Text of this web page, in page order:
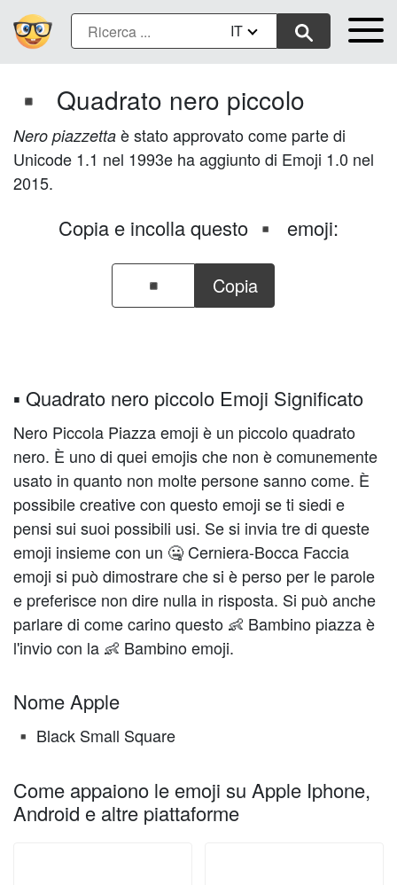
IT
▪️ Quadrato nero piccolo
Nero piazzetta è stato approvato come parte di
Unicode 1.1 nel 1993e ha aggiunto di Emoji 1.0 nel
2015.
Copia e incolla questo ▪️ emoji:
Copia
▪️ Quadrato nero piccolo Emoji Significato
Nero Piccola Piazza emoji è un piccolo quadrato
nero. È uno di quei emojis che non è comunemente
usato in quanto non molte persone sanno come. È
possibile creative con questo emoji se ti siedi e
pensi sui suoi possibili usi. Se si invia tre di queste
emoji insieme con un 🤐 Cerniera-Bocca Faccia
emoji si può dimostrare che si è perso per le parole
e preferisce non dire nulla in risposta. Si può anche
parlare di come carino questo 👶 Bambino piazza è
l'invio con la 👶 Bambino emoji.
Nome Apple
▪️ Black Small Square
Come appaiono le emoji su Apple Iphone,
Android e altre piattaforme